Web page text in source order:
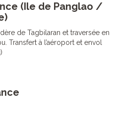
(Ile de Panglao /
de Tagbilaran et traversée en
Transfert à l’aéroport et envol